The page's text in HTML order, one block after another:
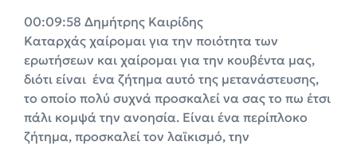
00:09:58 Δημήτρης Καιρίδης
Καταρχάς χαίρομαι για την ποιότητα των
ερωτήσεων και χαίρομαι για την κουβέντα μας,
διότι είναι ένα ζήτημα αυτό της μετανάστευσης,
το οποίο πολύ συχνά προσκαλεί να σας το πω έτσι
πάλι κομψά την ανοησία. Είναι ένα περίπλοκο
ζήτημα, προσκαλεί τον λαϊκισμό, την